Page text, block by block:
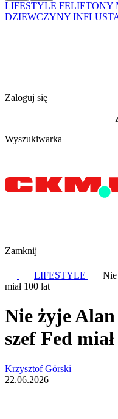
LIFESTYLE FELIETONY
DZIEWCZYNY
Zaloguj się
Wyszukiwarka
Zamknij
LIFESTYLE
Nie
miał 100 lat
Nie żyje Alan
szef Fed
Krzysztof Górski
22.06.2026